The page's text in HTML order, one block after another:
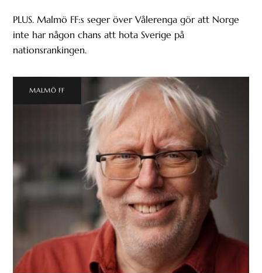
PLUS. Malmö FF:s seger över Vålerenga gör att Norge
inte har någon chans att hota Sverige på
nationsrankingen.
MALMÖ FF